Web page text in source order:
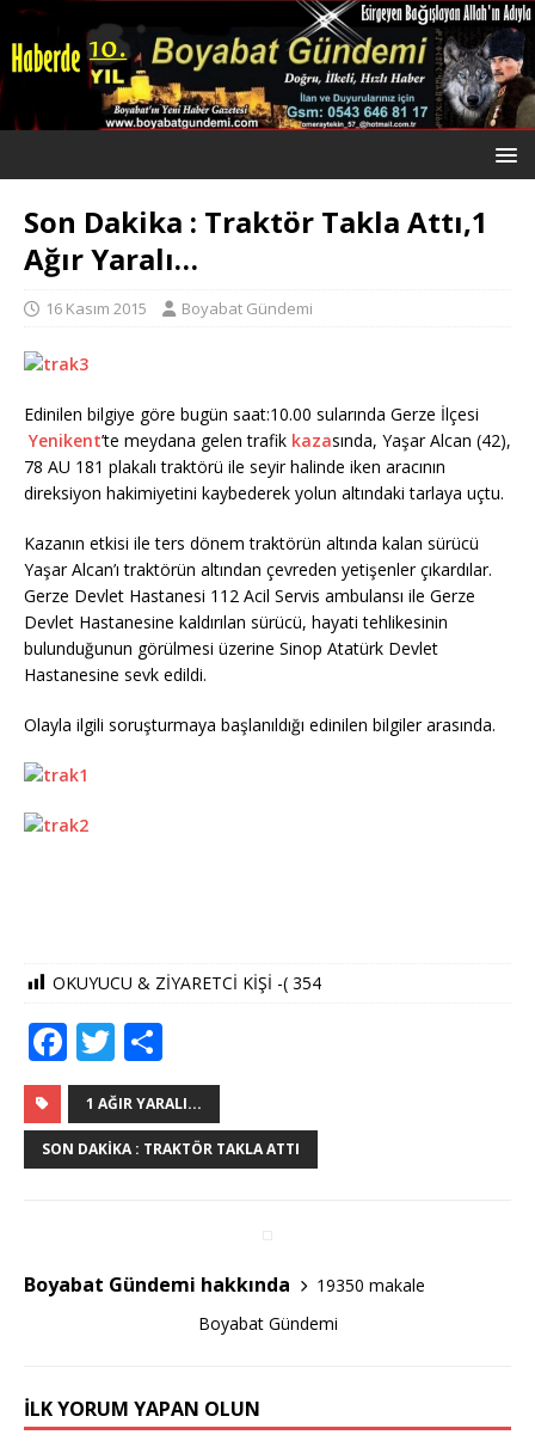
Son Dakika : Traktör Takla Attı,1
Ağır Yaralı…
16 Kasım 2015 Boyabat Gündemi
Edinilen bilgiye göre bugün saat:10.00 sularında Gerze İlçesi
Yenikent’te meydana gelen trafik kazasında, Yaşar Alcan (42),
78 AU 181 plakalı traktörü ile seyir halinde iken aracının
direksiyon hakimiyetini kaybederek yolun altındaki tarlaya uçtu.
Kazanın etkisi ile ters dönem traktörün altında kalan sürücü
Yaşar Alcan’ı traktörün altından çevreden yetişenler çıkardılar.
Gerze Devlet Hastanesi 112 Acil Servis ambulansı ile Gerze
Devlet Hastanesine kaldırılan sürücü, hayati tehlikesinin
bulunduğunun görülmesi üzerine Sinop Atatürk Devlet
Hastanesine sevk edildi.
Olayla ilgili soruşturmaya başlanıldığı edinilen bilgiler arasında.
OKUYUCU & ZİYARETCİ KİŞİ -( 354
F
a
c
e
o
k
T
w
it
te
h
ar
e
1 AĞIR YARALI...
SON DAKIKA : TRAKTÖR TAKLA ATTI
Boyabat Gündemi hakkında
19350 makale
Boyabat Gündemi
İLK YORUM YAPAN OLUN